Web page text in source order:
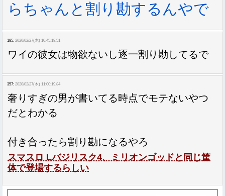
らちゃんと割り勘するんやで
185: 2020/02/27(木) 10:45:18.51
ワイの彼女は物欲ないし逐一割り勘してるで
357: 2020/02/27(木) 11:00:19.84
奢りすぎの男が書いてる時点でモテないやつ
だとわかる
付き合ったら割り勘になるやろ
スマスロ Lバジリスク4、ミリオンゴッドと同じ筐
体で登場するらしい